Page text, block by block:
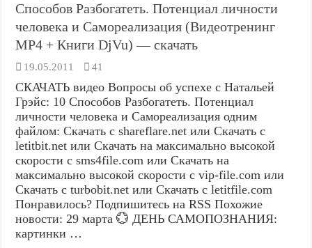
Способов Разбогатеть. Потенциал личности
человека и Самореализация (Видеотренинг
MP4 + Книги DjVu) — скачать
19.05.2011 41
СКАЧАТЬ видео Вопросы об успехе с Натальей
Грэйс: 10 Способов Разбогатеть. Потенциал
личности человека и Самореализация одним
файлом: Скачать с shareflare.net или Скачать с
letitbit.net или Скачать на максимально высокой
скорости с sms4file.com или Скачать на
максимально высокой скорости с vip-file.com или
Скачать с turbobit.net или Скачать с letitfile.com
Понравилось? Подпишитесь на RSS Похожие
новости: 29 марта 💮 ДЕНЬ САМОПОЗНАНИЯ:
картинки …